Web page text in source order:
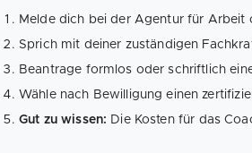
Melde dich bei der Agentur für
Sprich mit deiner zuständigen
Beantrage formlos oder schriftlich
Wähle nach Bewilligung einen
Gut zu wissen: Die Kosten für das